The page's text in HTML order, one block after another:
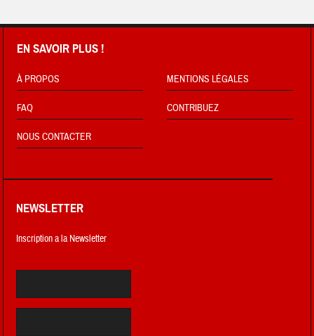
EN SAVOIR PLUS !
À PROPOS MENTIONS LÉGALES
FAQ CONTRIBUEZ
NOUS CONTACTER
NEWSLETTER
Inscription a la Newsletter